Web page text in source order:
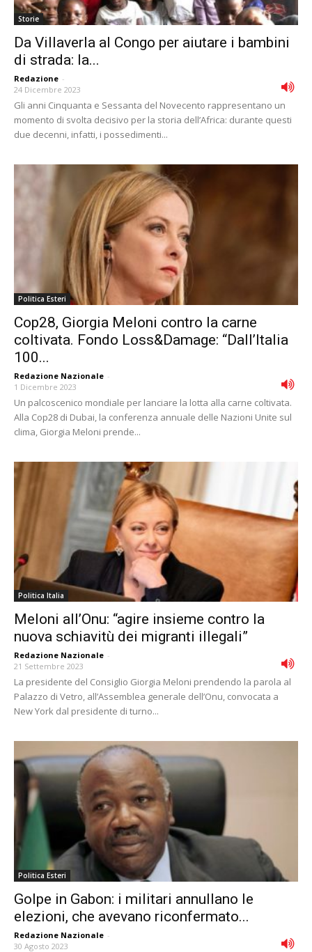
Storie
Da Villaverla al Congo per aiutare i bambini
di strada: la...
Redazione -
24 Dicembre 2023
Gli anni Cinquanta e Sessanta del Novecento rappresentano un
momento di svolta decisivo per la storia dell’Africa: durante questi
due decenni, infatti, i possedimenti...
Politica Esteri
Cop28, Giorgia Meloni contro la carne
coltivata. Fondo Loss&Damage: “Dall’Italia
100...
Redazione Nazionale -
1 Dicembre 2023
Un palcoscenico mondiale per lanciare la lotta alla carne coltivata.
Alla Cop28 di Dubai, la conferenza annuale delle Nazioni Unite sul
clima, Giorgia Meloni prende...
Politica Italia
Meloni all’Onu: “agire insieme contro la
nuova schiavitù dei migranti illegali”
Redazione Nazionale -
21 Settembre 2023
La presidente del Consiglio Giorgia Meloni prendendo la parola al
Palazzo di Vetro, all’Assemblea generale dell’Onu, convocata a
New York dal presidente di turno...
Politica Esteri
Golpe in Gabon: i militari annullano le
elezioni, che avevano riconfermato...
Redazione Nazionale -
30 Agosto 2023